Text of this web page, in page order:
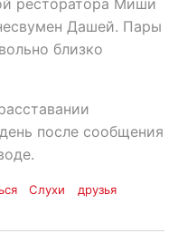
Дашей. Пары
близко
после сообщения
Слухи друзья